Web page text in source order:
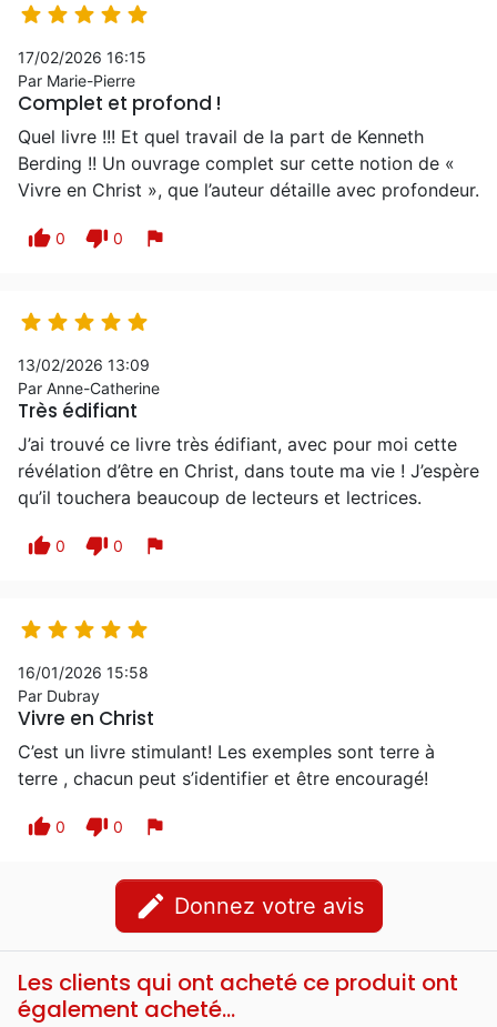
    
17/02/2026 16:15
Par Marie-Pierre
Complet et profond !
Quel livre !!! Et quel travail de la part de Kenneth
Berding !! Un ouvrage complet sur cette notion de «
Vivre en Christ », que l’auteur détaille avec profondeur.
thumb_up 0 thumb_down 0 flag
    
13/02/2026 13:09
Par Anne-Catherine
Très édifiant
J’ai trouvé ce livre très édifiant, avec pour moi cette
révélation d’être en Christ, dans toute ma vie ! J’espère
qu’il touchera beaucoup de lecteurs et lectrices.
thumb_up 0 thumb_down 0 flag
    
16/01/2026 15:58
Par Dubray
Vivre en Christ
C’est un livre stimulant! Les exemples sont terre à
terre , chacun peut s’identifier et être encouragé!
thumb_up 0 thumb_down 0 flag
edit Donnez votre avis
Les clients qui ont acheté ce produit ont
également acheté...